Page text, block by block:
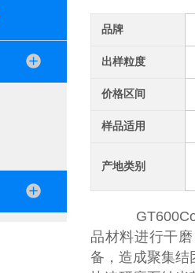
品牌
出样粒度
价格区间
样品适用
产地类别
品材料进行干
备，造成聚集结